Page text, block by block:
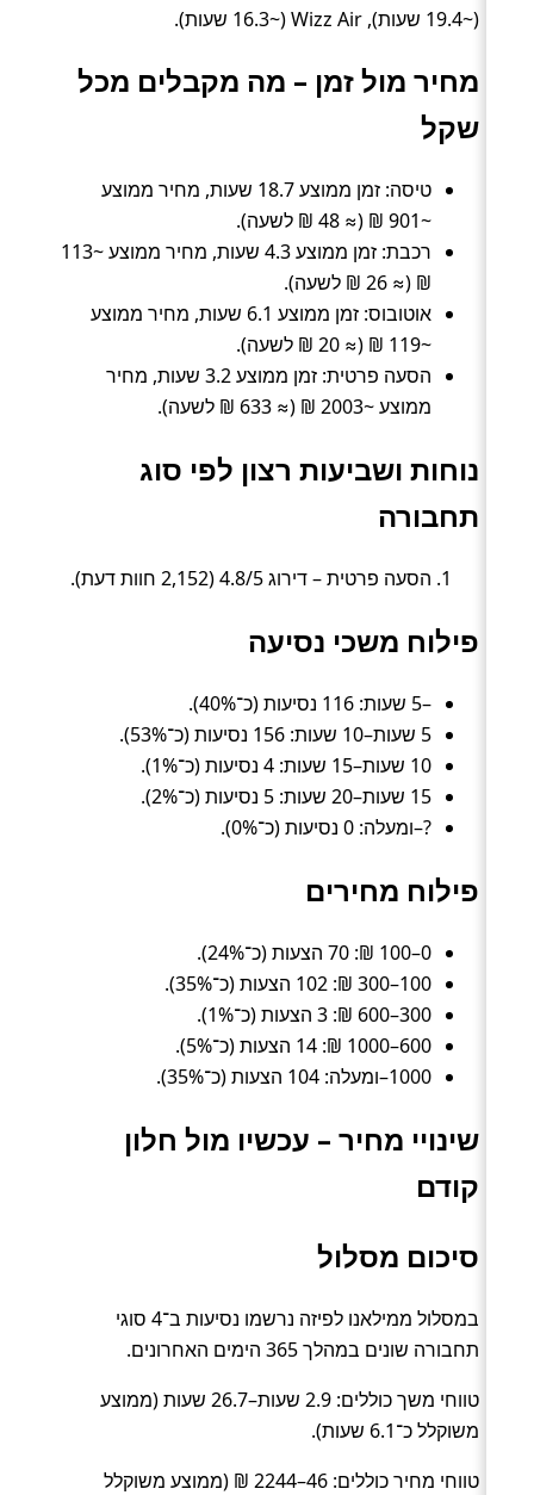
(~19.4 שעות), Wizz Air (~16.3 שעות).
מחיר מול זמן – מה מקבלים מכל
שקל
טיסה: זמן ממוצע 18.7 שעות, מחיר ממוצע
~901 ₪ (≈ 48 ₪ לשעה).
רכבת: זמן ממוצע 4.3 שעות, מחיר ממוצע ~113
₪ (≈ 26 ₪ לשעה).
אוטובוס: זמן ממוצע 6.1 שעות, מחיר ממוצע
~119 ₪ (≈ 20 ₪ לשעה).
הסעה פרטית: זמן ממוצע 3.2 שעות, מחיר
ממוצע ~2003 ₪ (≈ 633 ₪ לשעה).
נוחות ושביעות רצון לפי סוג
תחבורה
הסעה פרטית – דירוג 4.8/5 (2,152 חוות דעת).
פילוח משכי נסיעה
–5 שעות: 116 נסיעות (כ־40%).
5 שעות–10 שעות: 156 נסיעות (כ־53%).
10 שעות–15 שעות: 4 נסיעות (כ־1%).
15 שעות–20 שעות: 5 נסיעות (כ־2%).
?–ומעלה: 0 נסיעות (כ־0%).
פילוח מחירים
0–100 ₪: 70 הצעות (כ־24%).
100–300 ₪: 102 הצעות (כ־35%).
300–600 ₪: 3 הצעות (כ־1%).
600–1000 ₪: 14 הצעות (כ־5%).
1000–ומעלה: 104 הצעות (כ־35%).
שינויי מחיר – עכשיו מול חלון
קודם
סיכום מסלול
במסלול ממילאנו לפיזה נרשמו נסיעות ב־4 סוגי
תחבורה שונים במהלך 365 הימים האחרונים.
טווחי משך כוללים: 2.9 שעות–26.7 שעות (ממוצע
משוקלל כ־6.1 שעות).
טווחי מחיר כוללים: 46–2244 ₪ (ממוצע משוקלל